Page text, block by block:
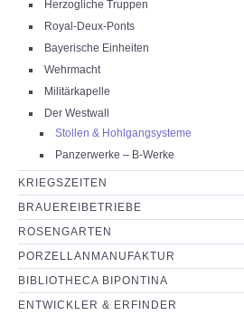
Herzogliche Truppen
Royal-Deux-Ponts
Bayerische Einheiten
Wehrmacht
Militärkapelle
Der Westwall
Stollen & Hohlgangsysteme
Panzerwerke – B-Werke
KRIEGSZEITEN
BRAUEREIBETRIEBE
ROSENGARTEN
PORZELLANMANUFAKTUR
BIBLIOTHECA BIPONTINA
ENTWICKLER & ERFINDER